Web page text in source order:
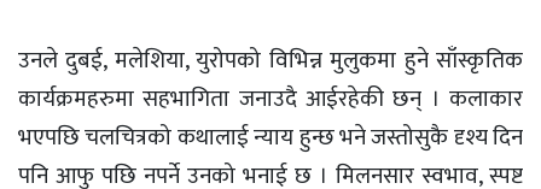
उनले दुबई, मलेशिया, युरोपको विभिन्न मुलुकमा हुने साँस्कृतिक
कार्यक्रमहरुमा सहभागिता जनाउदै आईरहेकी छन् । कलाकार
भएपछि चलचित्रको कथालाई न्याय हुन्छ भने जस्तोसुकै दृश्य दिन
पनि आफु पछि नपर्ने उनको भनाई छ । मिलनसार स्वभाव, स्पष्ट